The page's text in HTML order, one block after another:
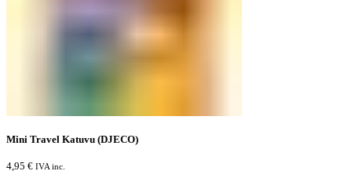
Mini Travel Katuvu (DJECO)
4,95 € IVA inc.